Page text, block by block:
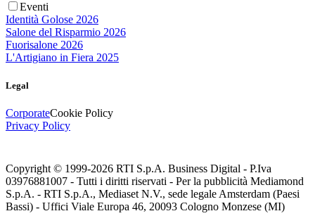
Eventi
Identità Golose 2026
Salone del Risparmio 2026
Fuorisalone 2026
L'Artigiano in Fiera 2025
Legal
CorporateCookie Policy
Privacy Policy
Copyright © 1999-2026 RTI S.p.A. Business Digital - P.Iva
03976881007 - Tutti i diritti riservati - Per la pubblicità Mediamond
S.p.A. - RTI S.p.A., Mediaset N.V., sede legale Amsterdam (Paesi
Bassi) - Uffici Viale Europa 46, 20093 Cologno Monzese (MI)